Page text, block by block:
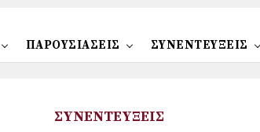
ΠΑΡΟΥΣΙΑΣΕΙΣ ΣΥΝΕΝΤΕΥΞΕΙΣ
ΣΥΝΕΝΤΕΥΞΕΙΣ